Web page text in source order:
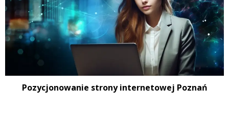
Pozycjonowanie strony internetowej Poznań